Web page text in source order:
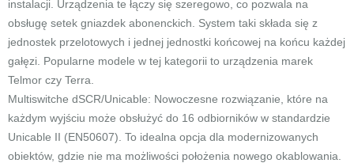
instalacji. Urządzenia te łączy się szeregowo, co pozwala na
obsługę setek gniazdek abonenckich. System taki składa się z
jednostek przelotowych i jednej jednostki końcowej na końcu każdej
gałęzi. Popularne modele w tej kategorii to urządzenia marek
Telmor czy Terra.
Multiswitche dSCR/Unicable: Nowoczesne rozwiązanie, które na
każdym wyjściu może obsłużyć do 16 odbiorników w standardzie
Unicable II (EN50607). To idealna opcja dla modernizowanych
obiektów, gdzie nie ma możliwości położenia nowego okablowania.